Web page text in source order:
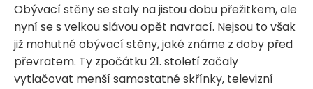
Obývací stěny se staly na jistou dobu přežitkem, ale
nyní se s velkou slávou opět navrací. Nejsou to však
již mohutné obývací stěny, jaké známe z doby před
převratem. Ty zpočátku 21. století začaly
vytlačovat menší samostatné skřínky, televizní